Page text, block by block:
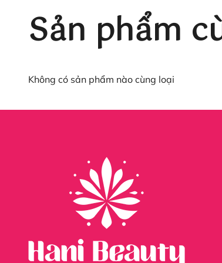
Sản phẩm
Không có sản phẩm nào cùng loại